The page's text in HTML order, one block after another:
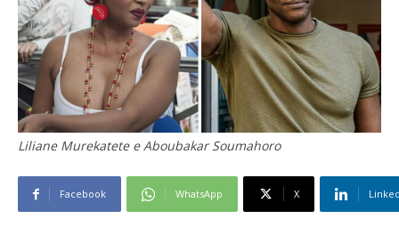
Liliane Murekatete e Aboubakar Soumahoro
Facebook WhatsApp X